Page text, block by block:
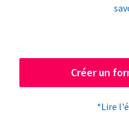
Créer un
*Lire